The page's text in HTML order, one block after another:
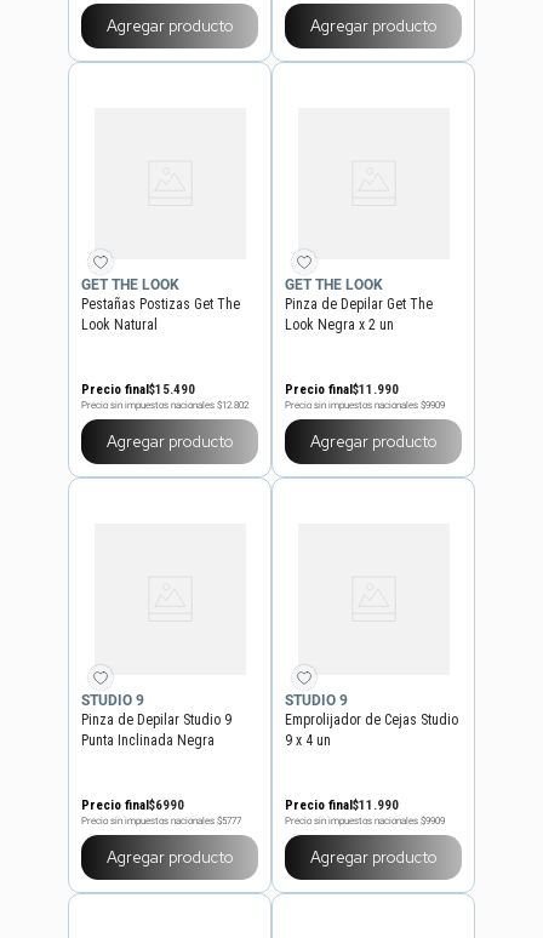
Agregar producto Agregar producto
GET THE LOOK
Pestañas Postizas Get The
Look Natural
Precio final$15.490
Precio sin impuestos nacionales $12.802
Agregar producto
GET THE LOOK
Pinza de Depilar Get The
Look Negra x 2 un
Precio final$11 .990
Precio sin impuestos nacionales $9909
Agregar producto
STUDIO 9
Pinza de Depilar Studio 9
Punta Inclinada Negra
Precio final$6990
Precio sin impuestos nacionales $5777
Agregar producto
STUDIO 9
Emprolijador de Cejas Studio
9 x 4 un
Precio final$11 .990
Precio sin impuestos nacionales $9909
Agregar producto